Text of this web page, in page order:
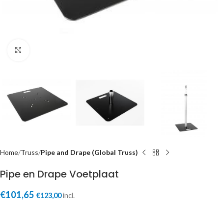
Home Truss Pipe and Drape (Global Truss)
Pipe en Drape Voetplaat
€101,65 €123,00incl.